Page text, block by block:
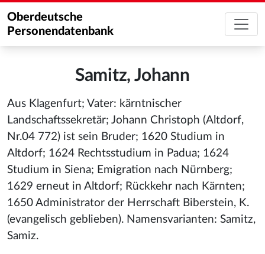
Oberdeutsche
Personendatenbank
Samitz, Johann
Aus Klagenfurt; Vater: kärntnischer
Landschaftssekretär; Johann Christoph (Altdorf,
Nr.04 772) ist sein Bruder; 1620 Studium in
Altdorf; 1624 Rechtsstudium in Padua; 1624
Studium in Siena; Emigration nach Nürnberg;
1629 erneut in Altdorf; Rückkehr nach Kärnten;
1650 Administrator der Herrschaft Biberstein, K.
(evangelisch geblieben). Namensvarianten: Samitz,
Samiz.